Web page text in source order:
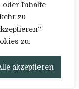
oder Inhalte
zu
zu.
akzeptieren